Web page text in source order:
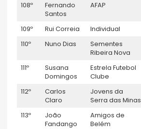
108º
Fernando
Santos
AFAP
109º Rui Correia Individual
110º
Nuno Dias
Sementes
Ribeira Nova
111º
Susana
Domingos
Estrela Futebol
Clube
112º
Carlos
Claro
Jovens da
Serra das Minas
113º
João
Fandango
Amigos de
Belém